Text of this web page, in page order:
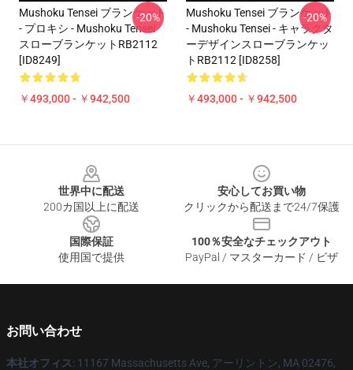
Mushoku Tensei ブランケット
- プロキシ - Mushoku Tensei
スローブランケットRB2112
[ID8249]
￥493,000 - ￥942,500
-20%
Mushoku Tensei ブランケット
- Mushoku Tensei - キャラクタ
ーデザインスローブランケッ
トRB2112 [ID8258]
￥493,000 - ￥942,500
-20%
世界中に配送
200カ国以上に配送
安心してお買い物
クリックから配送まで24/7保護
国際保証
使用国で提供
100％安全なチェックアウト
PayPal / マスターカード / ビザ
お問い合わせ
本社オフィス: 11167 Massachusetts Ave, アーリントン, MA 02476,